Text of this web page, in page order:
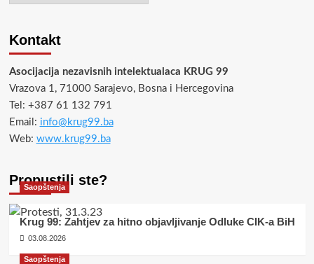
Kontakt
Asocijacija nezavisnih intelektualaca KRUG 99
Vrazova 1, 71000 Sarajevo, Bosna i Hercegovina
Tel: +387 61 132 791
Email: info@krug99.ba
Web: www.krug99.ba
Propustili ste?
Saopštenja
Krug 99: Zahtjev za hitno objavljivanje Odluke CIK-a BiH
03.08.2026
Saopštenja